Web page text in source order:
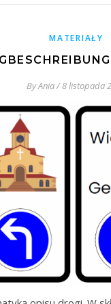
MATERIAŁY
ByAnia/8 listopada